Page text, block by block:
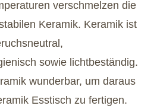
verschmelzen die
Keramik. Keramik ist
sowie lichtbeständig.
wunderbar, um daraus
Esstisch zu fertigen.